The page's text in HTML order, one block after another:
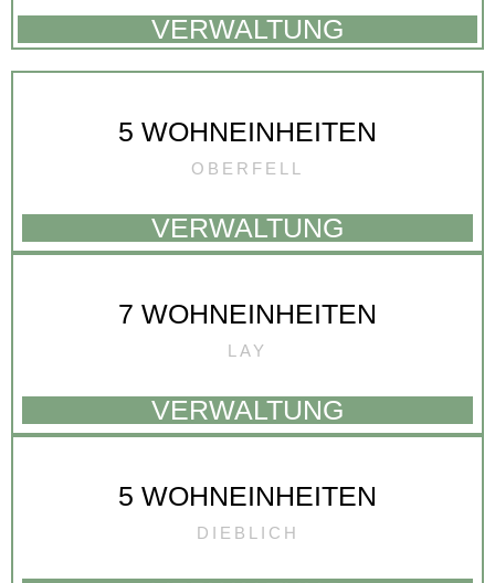
VERWALTUNG
5 WOHNEINHEITEN
OBERFELL
VERWALTUNG
7 WOHNEINHEITEN
LAY
VERWALTUNG
5 WOHNEINHEITEN
DIEBLICH